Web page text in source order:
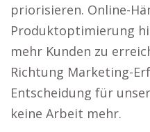
priorisieren. Online-
Produktoptimierung
mehr Kunden zu
Richtung Marketing-
Entscheidung für
keine Arbeit mehr.